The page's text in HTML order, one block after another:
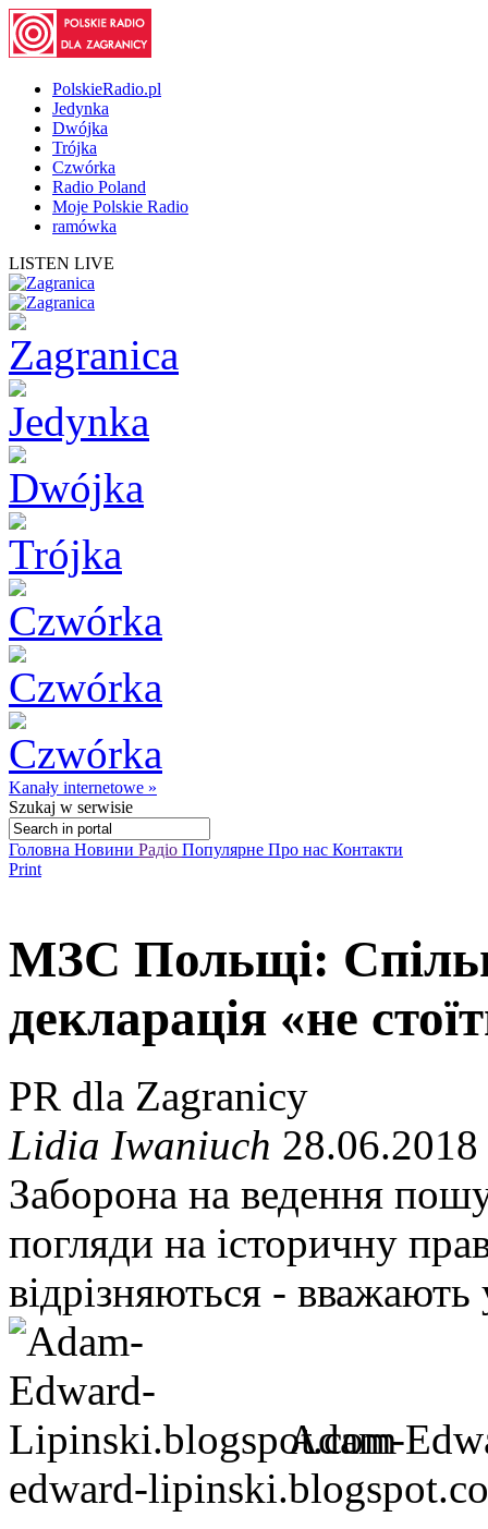
PolskieRadio.pl
Jedynka
Dwójka
Trójka
Czwórka
Radio Poland
Moje Polskie Radio
ramówka
LISTEN LIVE
Kanały internetowe »
Szukaj w serwisie
Головна Новини Радіо Популярне Про нас Контакти
Print
МЗС Польщі:
декларація «не
PR dla Zagranicy
Lidia Iwaniuch
Заборона на ведення
погляди на історичну
відрізняються -
Adam-
edward-